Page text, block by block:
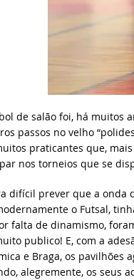
de salão foi, há muitos
passos no velho
praticantes que,
nos torneios que se
difícil prever que a onda
o Futsal,
falta de dinamismo,
publico! E, com a
e Braga, os pavilhões
alegremente, os seus